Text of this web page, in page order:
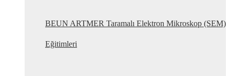
BEUN ARTMER Taramalı Elektron Mikroskop (SEM)
Eğitimleri